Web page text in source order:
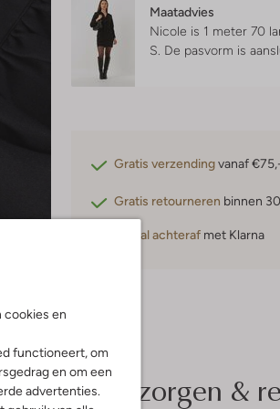
cookies en
functioneert, om
en om een
advertenties.
Maatadvies
Nicole is 1 meter 70
S. De pasvorm is
Gratis verzendingvanaf
Gratis retourneren binnen
Betaal achteraf met Klarna
Bezorgen &